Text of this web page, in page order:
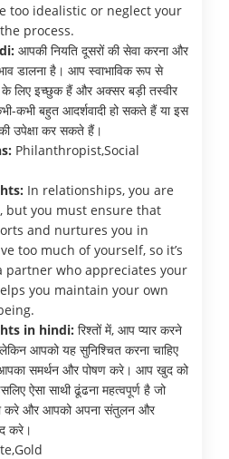
too idealistic or neglect your
process.
आपकी नियति दूसरों की सेवा करना और
डालना है। आप स्वाभाविक रूप से
लिए इच्छुक हैं और अक्सर बड़ी तस्वीर
कभी बहुत आदर्शवादी हो सकते हैं या इस
उपेक्षा कर सकते हैं।
Philanthropist,Social
In relationships, you are
but you must ensure that
and nurtures you in
too much of yourself, so it’s
partner who appreciates your
you maintain your own
in hindi: रिश्तों में, आप प्यार करने
आपको यह सुनिश्चित करना चाहिए
समर्थन और पोषण करे। आप खुद को
ऐसा साथी ढूंढना महत्वपूर्ण है जो
करे और आपको अपना संतुलन और
करे।